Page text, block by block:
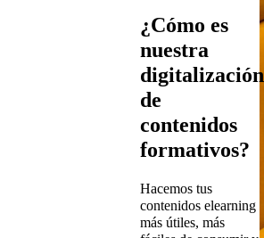
¿Cómo es
nuestra
digitalización
de
contenidos
formativos?
Hacemos tus
contenidos elearning
más útiles, más